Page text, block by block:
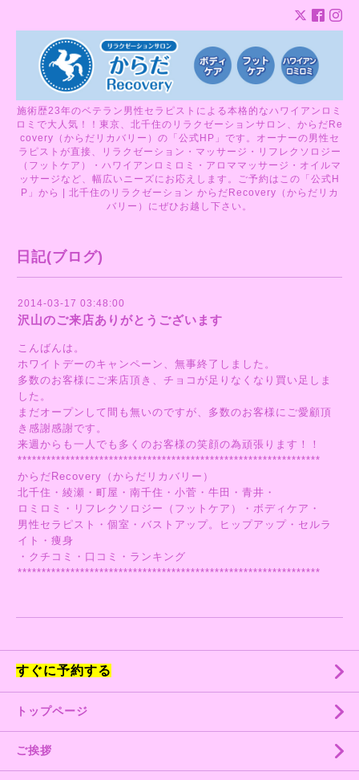
施術歴23年のベテラン男性セラピストによる本格的なハワイアンロミ
ロミで大人気！！東京、北千住のリラクゼーションサロン、からだRe
covery（からだリカバリー）の「公式HP」です。オーナーの男性セ
ラピストが直接、リラクゼーション・マッサージ・リフレクソロジー
（フットケア）・ハワイアンロミロミ・アロママッサージ・オイルマ
ッサージなど、幅広いニーズにお応えします。ご予約はこの「公式H
P」から | 北千住のリラクゼーション からだRecovery（からだリカ
バリー）にぜひお越し下さい。
日記(ブログ)
2014-03-17 03:48:00
沢山のご来店ありがとうございます
こんばんは。
ホワイトデーのキャンペーン、無事終了しました。
多数のお客様にご来店頂き、チョコが足りなくなり買い足しま
した。
まだオープンして間も無いのですが、多数のお客様にご愛顧頂
き感謝感謝です。
来週からも一人でも多くのお客様の笑顔の為頑張ります！！
***************************************************************
からだRecovery（からだリカバリー）
北千住・綾瀬・町屋・南千住・小菅・牛田・青井・
ロミロミ・リフレクソロジー（フットケア）・ボディケア・
男性セラピスト・個室・バストアップ。ヒップアップ・セルラ
イト・痩身
・クチコミ・口コミ・ランキング
***************************************************************
すぐに予約する
トップページ
ご挨拶